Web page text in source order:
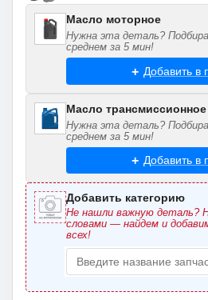
Масло моторное
Нужна эта деталь?
среднем за 5 мин!
Добавить в
Масло трансмиссионное
Нужна эта деталь?
среднем за 5 мин!
Добавить в
Добавить категорию
Не нашли важную деталь?
словами — найдем и
всех!